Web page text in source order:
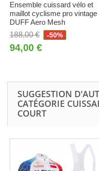
Ensemble cuissard vélo et
maillot cyclisme pro vintage
DUFF Aero Mesh
188,00 €
-50%
94,00 €
SUGGESTION
CATÉGORIE
COURT